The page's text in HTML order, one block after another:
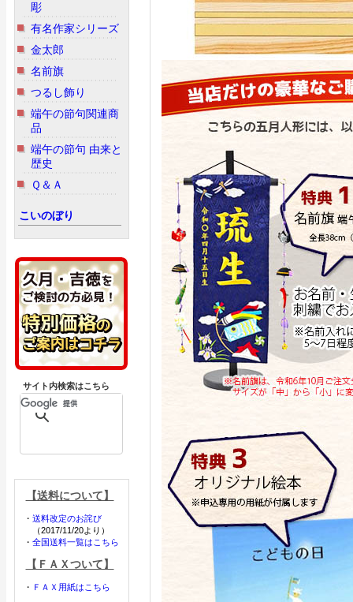
彫
有名作家シリーズ
金太郎
名前旗
つるし飾り
端午の節句関連商
品
端午の節句 由来と
歴史
Ｑ＆Ａ
こいのぼり
サイト内検索はこちら
【送料について】
・ 送料改定のお詫び
（2017/11/20より）
・ 全国送料一覧はこちら
【ＦＡＸついて】
・ ＦＡＸ用紙はこちら